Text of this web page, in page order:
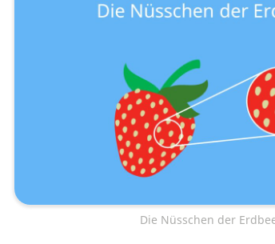
Die Nüsschen der